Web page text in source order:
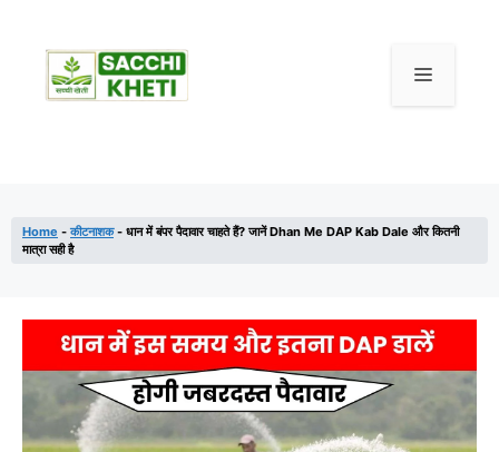
Home - कीटनाशक- धान में बंपर पैदावार चाहते हैं? जानें Dhan Me DAP Kab Dale और कितनी
मात्रा सही है